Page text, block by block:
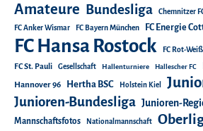
Amateure Bundesliga Chemnitzer
FC Anker Wismar FC Bayern München FC Energie
FC Hansa Rostock FC Rot-
FC St. Pauli Gesellschaft Hallenturniere Hallescher FC
Hannover 96 Hertha BSC Holstein Kiel
Junioren-Bundesliga Junioren-
Mannschaftsfotos
Nationalmannschaft